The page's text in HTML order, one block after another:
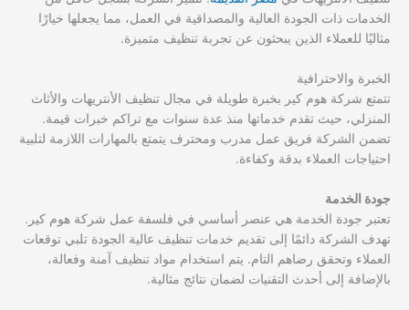
الخدمات ذات الجودة العالية والمصداقية في العمل، مما يجعلها خيارًا
مثاليًا للعملاء الذين يبحثون عن تجربة تنظيف متميزة.
الخبرة والاحترافية
تتمتع شركة هوم كير بخبرة طويلة في مجال تنظيف الأنتريهات والأثاث
المنزلي، حيث تقدم خدماتها منذ عدة سنوات مع تراكم خبرات قيمة.
تضمن الشركة فريق عمل مدرب ومحترف يتمتع بالمهارات اللازمة لتلبية
احتياجات العملاء بدقة وكفاءة.
جودة الخدمة
تعتبر جودة الخدمة هي عنصر أساسي في فلسفة عمل شركة هوم كير.
تهدف الشركة دائمًا إلى تقديم خدمات تنظيف عالية الجودة تلبي توقعات
العملاء وتحقق رضاهم التام. يتم استخدام مواد تنظيف آمنة وفعالة،
بالإضافة إلى أحدث التقنيات لضمان نتائج مثالية.